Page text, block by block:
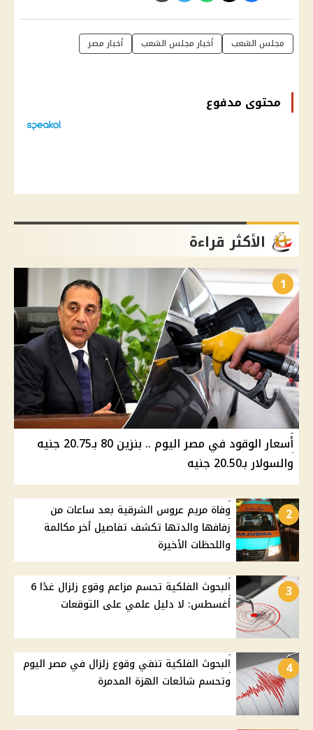
مجلس الشعب أخبار مجلس الشعب أخبار مصر
محتوى مدفوع
الأكثر قراءة
1
أسعار الوقود في مصر اليوم .. بنزين 80 بـ20.75 جنيه
والسولار بـ20.50 جنيه
2
وفاة مريم عروس الشرقية بعد ساعات من
زفافها والدتها تكشف تفاصيل أخر مكالمة
واللحظات الأخيرة
3
البحوث الفلكية تحسم مزاعم وقوع زلزال غدًا 6
أغسطس: لا دليل علمي على التوقعات
4
البحوث الفلكية تنفي وقوع زلزال في مصر اليوم
وتحسم شائعات الهزة المدمرة